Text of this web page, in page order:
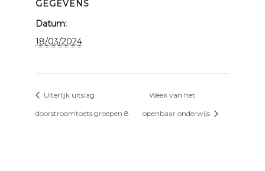
GEGEVENS
Datum:
18/03/2024
Uiterlijk uitslag
doorstroomtoets groepen 8
Week van het
openbaar onderwijs